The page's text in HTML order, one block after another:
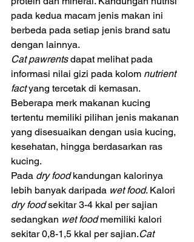
pada kedua macam jenis makan ini
berbeda pada setiap jenis brand satu
dengan lainnya.
Cat pawrents dapat melihat pada
informasi nilai gizi pada kolom nutrient
fact yang tercetak di kemasan.
Beberapa merk makanan kucing
tertentu memiliki pilihan jenis makanan
yang disesuaikan dengan usia kucing,
kesehatan, hingga berdasarkan ras
kucing.
Pada dry food kandungan kalorinya
lebih banyak daripada wet food. Kalori
dry food sekitar 3-4 kkal per sajian
sedangkan wet food memiliki kalori
sekitar 0,8-1,5 kkal per sajian.Cat